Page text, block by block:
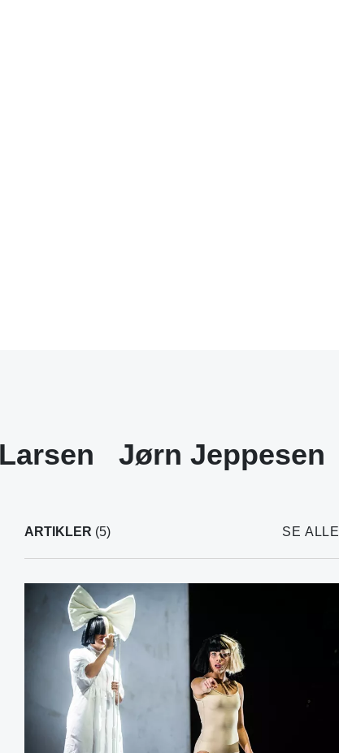
Jørn Jeppesen
ARTIKLER (5) SE ALLE